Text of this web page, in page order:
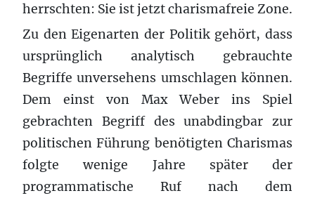
herrschten: Sie ist jetzt charismafreie Zone.
Zu den Eigenarten der Politik gehört, dass
ursprünglich analytisch gebrauchte
Begriffe unversehens umschlagen können.
Dem einst von Max Weber ins Spiel
gebrachten Begriff des unabdingbar zur
politischen Führung benötigten Charismas
folgte wenige Jahre später der
programmatische Ruf nach dem